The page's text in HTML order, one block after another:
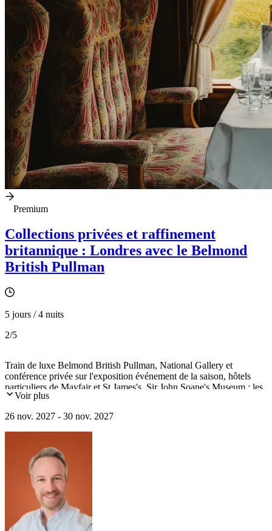
Premium
Collections privées et raffinement
britannique : Londres avec le Belmond
British Pullman
5 jours / 4 nuits
2/5
Train de luxe Belmond British Pullman, National Gallery et
conférence privée sur l'exposition événement de la saison, hôtels
particuliers de Mayfair et St James's, Sir John Soane's Museum : les
grandes collections de Londres, entre musées nationaux, demeures
Voir plus
26 nov. 2027 - 30 nov. 2027